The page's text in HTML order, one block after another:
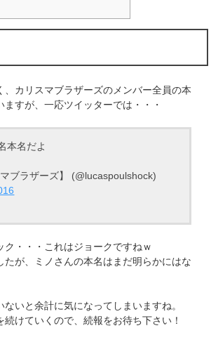
、カリスマブラザーズのメンバー全員の本
すが、一応ツイッターでは・・・
本名だよ
ブラザーズ】 (@lucaspoulshock)
ク・・・これはジョークですねｗ
たが、ミノさんの本名はまだ明らかにはな
いと余計に気になってしまいますね。
続けていくので、続報をお待ち下さい！